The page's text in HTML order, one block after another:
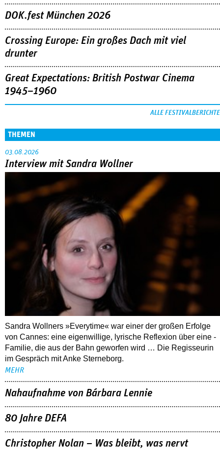
DOK.fest München 2026
Crossing Europe: Ein großes Dach mit viel
drunter
Great Expectations: British Postwar Cinema
1945–1960
ALLE FESTIVALBERICHTE
THEMEN
03.08.2026
Interview mit Sandra Wollner
Sandra Wollners »Everytime« war einer der großen Erfolge
von Cannes: eine eigenwillige, lyrische Reflexion über eine ­
Familie, die aus der Bahn geworfen wird … Die Regisseurin
im Gespräch mit Anke Sterneborg.
MEHR
Nahaufnahme von Bárbara Lennie
80 Jahre DEFA
Christopher Nolan – Was bleibt, was nervt